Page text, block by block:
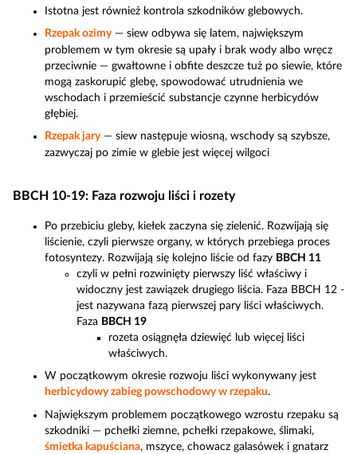
Istotna jest również kontrola szkodników glebowych.
Rzepak ozimy— siew odbywa się latem, największym
problemem w tym okresie są upały i brak wody albo wręcz
przeciwnie — gwałtowne i obfite deszcze tuż po siewie, które
mogą zaskorupić glebę, spowodować utrudnienia we
wschodach i przemieścić substancje czynne herbicydów
głębiej.
Rzepak jary— siew następuje wiosną, wschody są szybsze,
zazwyczaj po zimie w glebie jest więcej wilgoci
BBCH 10-19: Faza rozwoju liści i rozety
Po przebiciu gleby, kiełek zaczyna się zielenić. Rozwijają się
liścienie, czyli pierwsze organy, w których przebiega proces
fotosyntezy. Rozwijają się kolejno liście od fazy BBCH 11
czyli w pełni rozwinięty pierwszy liść właściwy i
widoczny jest zawiązek drugiego liścia. Faza BBCH 12 -
jest nazywana fazą pierwszej pary liści właściwych.
Faza BBCH 19
rozeta osiągnęła dziewięć lub więcej liści
właściwych.
W początkowym okresie rozwoju liści wykonywany jest
herbicydowy zabieg powschodowy w rzepaku.
Największym problemem początkowego wzrostu rzepaku są
szkodniki — pchełki ziemne, pchełki rzepakowe, ślimaki,
śmietka kapuściana, mszyce, chowacz galasówek i gnatarz